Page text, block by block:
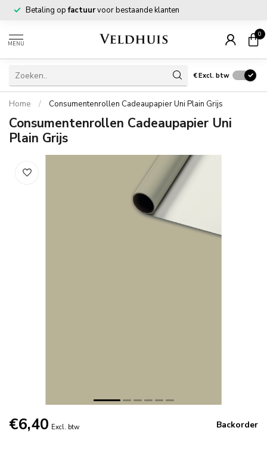
Betaling opfactuurvoor bestaande klanten
MENU
0
€Excl. btw
Home / Consumentenrollen Cadeaupapier Uni Plain Grijs
Consumentenrollen Cadeaupapier Uni
Plain Grijs
€6,40 Excl. btw Backorder